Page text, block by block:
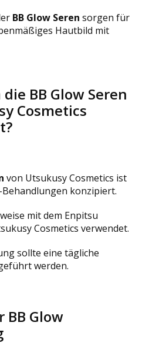
BB Glow Seren sorgen für
Hautbild mit
BB Glow Seren
Cosmetics
von Utsukusy Cosmetics ist
konzipiert.
mit dem Enpitsu
Cosmetics verwendet.
sollte eine tägliche
werden.
Glow